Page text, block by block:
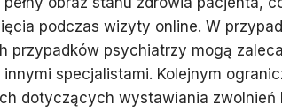
podczas wizyty online. W
przypadków psychiatrzy mogą
innymi specjalistami. Kolejnym
dotyczących wystawiania zwolnień